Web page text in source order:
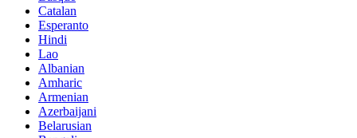
Catalan
Esperanto
Hindi
Lao
Albanian
Amharic
Armenian
Azerbaijani
Belarusian